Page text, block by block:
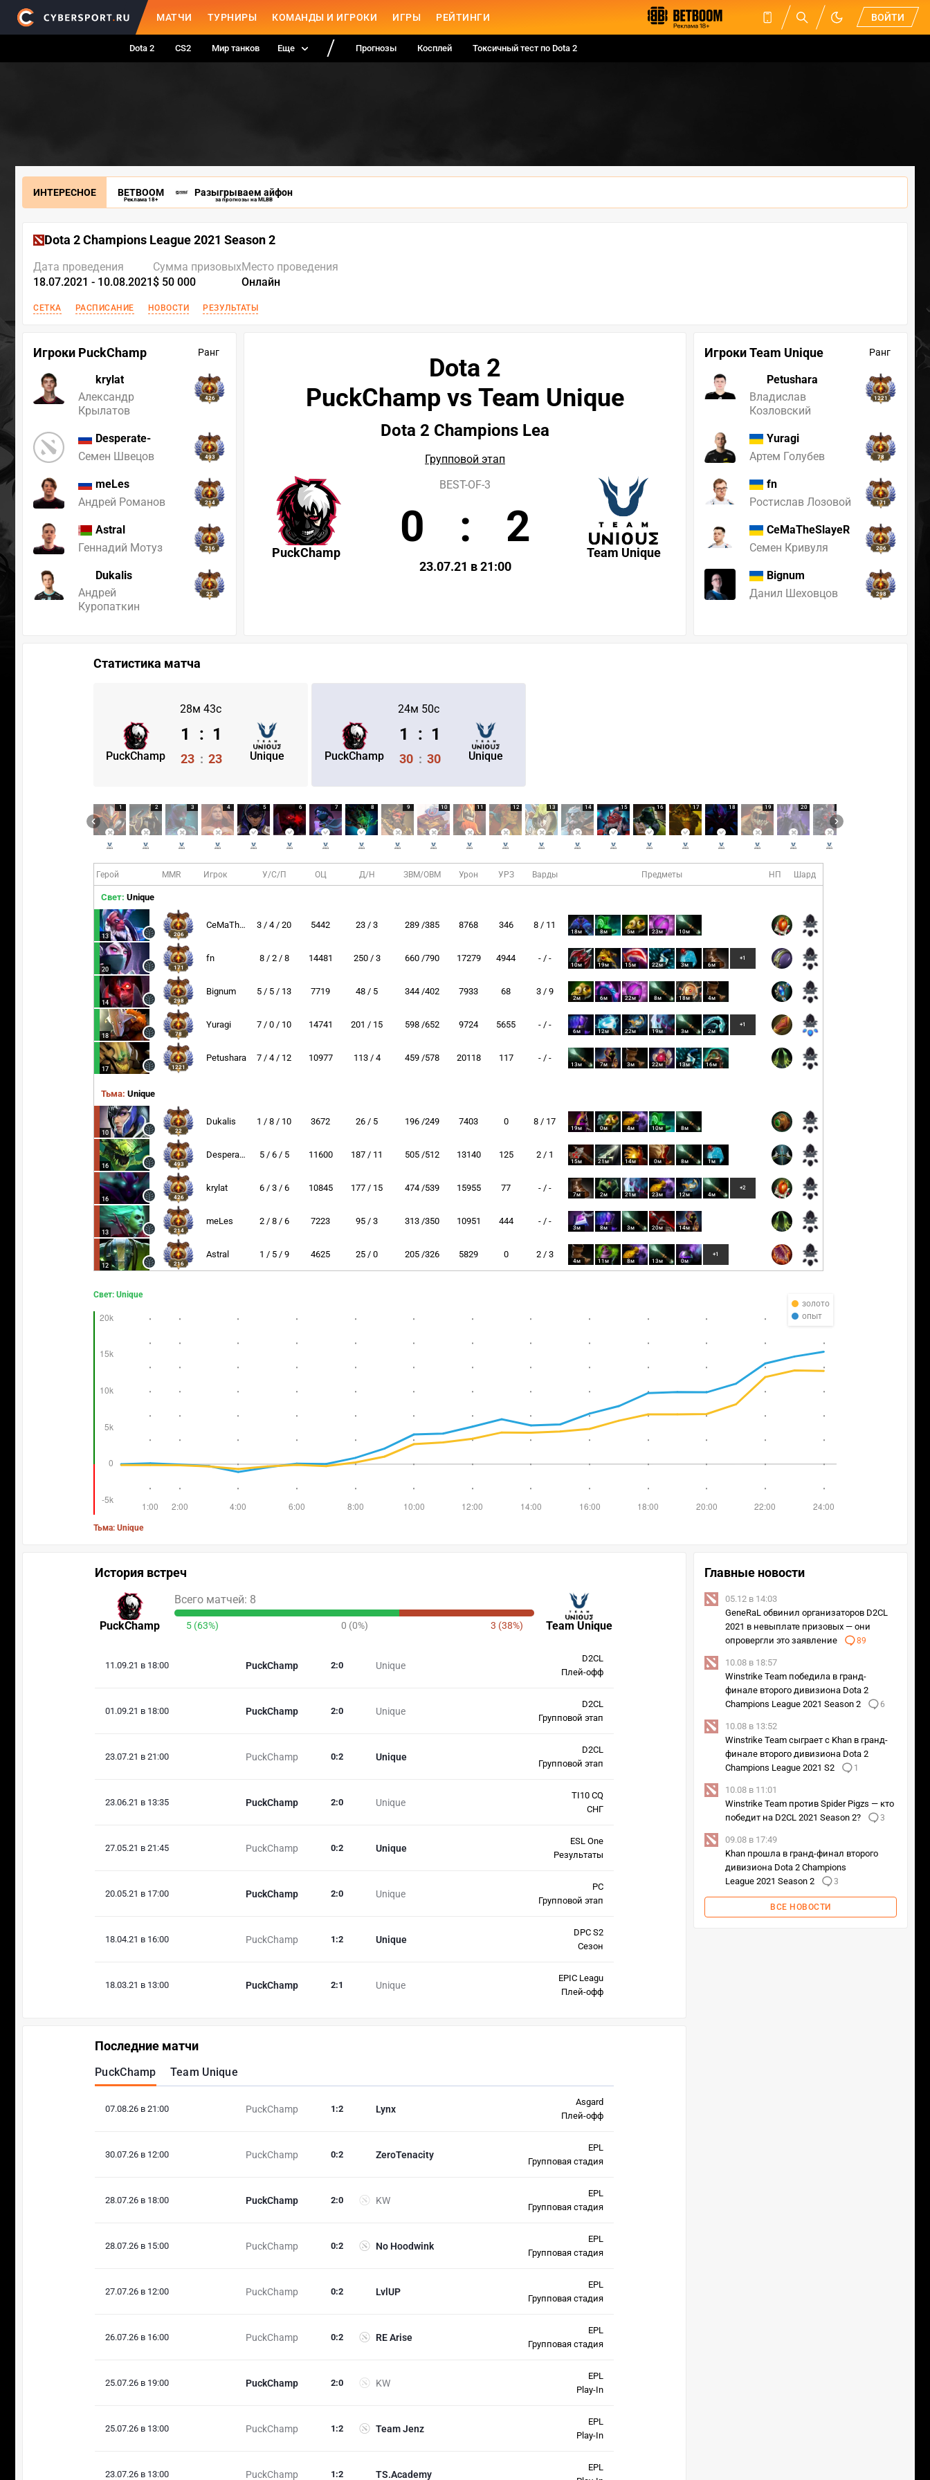
МАТЧИ ТУРНИРЫ КОМАНДЫ И ИГРОКИ ИГРЫ РЕЙТИНГИ ВОЙТИ
Dota 2 CS2 Мир танков Еще Прогнозы Косплей Токсичный тест по Dota 2
ИНТЕРЕСНОЕ BETBOOM
Реклама 18+
Разыгрываем айфон
за прогнозы на MLBB
Dota 2 Champions League 2021 Season 2
Дата проведения
18.07.2021 - 10.08.2021
Сумма призовых
$ 50 000
Место проведения
Онлайн
СЕТКА РАСПИСАНИЕ НОВОСТИ РЕЗУЛЬТАТЫ
Игроки PuckChamp Ранг
krylat
Александр
Крылатов
426
Desperate-
Семен Швецов
493
meLes
Андрей Романов
214
Astral
Геннадий Мотуз
216
Dukalis
Андрей
Куропаткин
22
Игроки Team Unique Ранг
Petushara
Владислав
Козловский
1221
Yuragi
Артем Голубев
78
fn
Ростислав Лозовой
171
CeMaTheSlayeR
Семен Кривуля
206
Bignum
Данил Шеховцов
298
Dota 2
PuckChamp vs Team Unique
Dota 2 Champions Lea
Групповой этап
PuckChamp Team Unique
BEST-OF-3
0 : 2
23.07.21 в 21:00
Статистика матча
28м 43с
PuckChamp Unique
1 : 1
23 : 23
24м 50с
PuckChamp Unique
1 : 1
30 : 30
1 2 3 4 5 6 7 8 9 10 11 12 13 14 15 16 17 18 19 20
Герой MMR Игрок У/С/П ОЦ Д/Н ЗВМ/ОВМ Урон УРЗ Варды Предметы НП Шард
Свет: Unique
13 206
CeMaTheSlayeR 3 / 4 / 20 5442 23 / 3 289 /385 8768 346 8 / 11
18м 8м 5м 23м 10м
20 171
fn 8 / 2 / 8 14481 250 / 3 660 /790 17279 4944 - / -
10м 19м 15м 22м 3м 6м
+1
14 298
Bignum 5 / 5 / 13 7719 48 / 5 344 /402 7933 68 3 / 9
2м 6м 22м 8м 18м 4м
18 78
Yuragi 7 / 0 / 10 14741 201 / 15 598 /652 9724 5655 - / -
6м 12м 22м 19м 3м 2м
+1
17 1221
Petushara 7 / 4 / 12 10977 113 / 4 459 /578 20118 117 - / -
13м 7м 3м 22м 13м 16м
Тьма: Unique
10 22
Dukalis 1 / 8 / 10 3672 26 / 5 196 /249 7403 0 8 / 17
19м 0м 4м 10м 8м
16 493
Desperate- 5 / 6 / 5 11600 187 / 11 505 /512 13140 125 2 / 1
15м 21м 14м 0м 8м 1м
16 426
krylat 6 / 3 / 6 10845 177 / 15 474 /539 15955 77 - / -
7м 2м 21м 23м 12м 4м
+2
13 214
meLes 2 / 8 / 6 7223 95 / 3 313 /350 10951 444 - / -
3м 8м 3м 20м 14м
12 216
Astral 1 / 5 / 9 4625 25 / 0 205 /326 5829 0 2 / 3
4м 11м 8м 13м 0м
+1
золото
опыт
Свет: Unique
Тьма: Unique
История встреч
PuckChamp Team Unique
Всего матчей: 8
5 (63%) 0 (0%) 3 (38%)
11.09.21 в 18:00 PuckChamp Unique
2:0
D2CL
Плей-офф
01.09.21 в 18:00 PuckChamp Unique
2:0
D2CL
Групповой этап
23.07.21 в 21:00 PuckChamp Unique
0:2
D2CL
Групповой этап
23.06.21 в 13:35 PuckChamp Unique
2:0
TI10 CQ
СНГ
27.05.21 в 21:45 PuckChamp Unique
0:2
ESL One
Результаты
20.05.21 в 17:00 PuckChamp Unique
2:0
PC
Групповой этап
18.04.21 в 16:00 PuckChamp Unique
1 :2
DPC S2
Сезон
18.03.21 в 13:00 PuckChamp Unique
2:1
EPIC Leagu
Плей-офф
Последние матчи
PuckChamp Team Unique
07.08.26 в 21:00 PuckChamp Lynx
1 :2
Asgard
Плей-офф
30.07.26 в 12:00 PuckChamp ZeroTenacity
0:2
EPL
Групповая стадия
28.07.26 в 18:00 PuckChamp KW
2:0
EPL
Групповая стадия
28.07.26 в 15:00 PuckChamp No Hoodwink
0:2
EPL
Групповая стадия
27.07.26 в 12:00 PuckChamp LvlUP
0:2
EPL
Групповая стадия
26.07.26 в 16:00 PuckChamp RE Arise
0:2
EPL
Групповая стадия
25.07.26 в 19:00 PuckChamp KW
2:0
EPL
Play-In
25.07.26 в 13:00 PuckChamp Team Jenz
1 :2
EPL
Play-In
23.07.26 в 13:00 PuckChamp TS.Academy
1 :2
EPL
Главные новости
05.12 в 14:03
GeneRaL обвинил организаторов D2CL
2021 в невыплате призовых — они
опровергли это заявление
89
10.08 в 18:57
Winstrike Team победила в гранд-
финале второго дивизиона Dota 2
Champions League 2021 Season 2
6
10.08 в 13:52
Winstrike Team сыграет с Khan в гранд-
финале второго дивизиона Dota 2
Champions League 2021 S2
1
10.08 в 11:01
Winstrike Team против Spider Pigzs — кто
победит на D2CL 2021 Season 2?
3
09.08 в 17:49
Khan прошла в гранд-финал второго
дивизиона Dota 2 Champions
League 2021 Season 2
3
ВСЕ НОВОСТИ